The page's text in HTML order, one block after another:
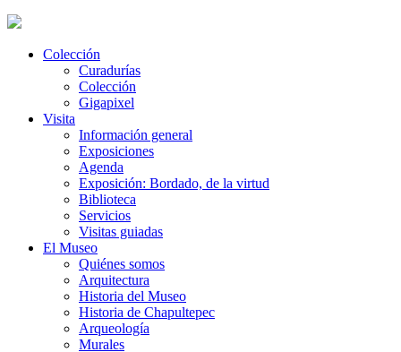
Colección
Curadurías
Colección
Gigapixel
Visita
Información general
Exposiciones
Agenda
Exposición: Bordado, de la virtud
Biblioteca
Servicios
Visitas guiadas
El Museo
Quiénes somos
Arquitectura
Historia del Museo
Historia de Chapultepec
Arqueología
Murales